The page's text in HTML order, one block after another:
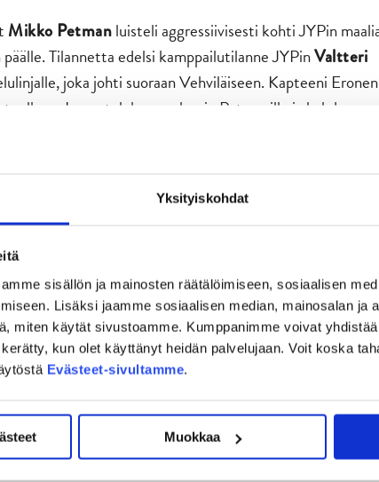
Yksityiskohdat
sisällön ja mainosten räätälöimiseen, sosiaalisen
Lisäksi jaamme sosiaalisen median, mainosalan ja
miten käytät sivustoamme. Kumppanimme voivat
kun olet käyttänyt heidän palvelujaan. Voit koska
Evästeet-sivultamme.
Muokkaa
Mikko Petmanluisteli aggressiivisesti kohti JYPin
Tilannetta edelsi kamppailutilanne JYPinValtteri
joka johti suoraan Vehviläiseen. Kapteeni Eronen
Lopputuloksena ulosajo Petmanille ja kahden
ottelun ajassa 47:58, mutta heti seuraavassa vaihdossa
toisella osumalla. Tilanne oli nopea, sillä kiekko tuli
tilannetta kunnolla näkevän, paitsi Mikko Perttu. Perttu
pelin poikki. Lyhyen videotarkastuksen jälkeen
EnsinVille Petmantasoittaa lukemiksi 5-5 ja
osumaa. Tilannetta edelsi Pertun tyylikäs
5-6.
tasoitusta kuudella viittä vastaan. Lopulta se onnistui
jäljellä. Maalintekijänä niin ikään JYP-taustaa
jossa ottelun ratkaisi kotijoukkueen SanteriAirola.
tehot iskenyt Ojantakanen, kolme maalia iskenyt
Mikko Perttu.